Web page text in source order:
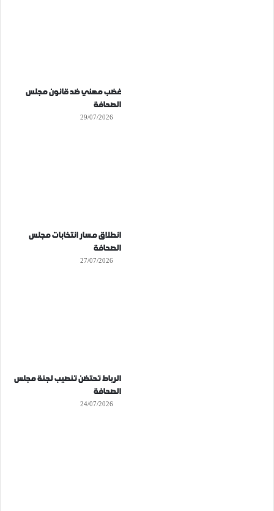
غضب مهني ضد قانون مجلس
الصحافة
29/07/2026
انطلاق مسار انتخابات مجلس
الصحافة
27/07/2026
الرباط تحتضن تنصيب لجنة مجلس
الصحافة
24/07/2026